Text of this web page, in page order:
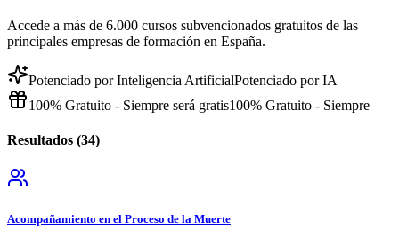
Accede a más de 6.000 cursos subvencionados gratuitos de las
principales empresas de formación en España.
Potenciado por Inteligencia ArtificialPotenciado por IA
100% Gratuito - Siempre será gratis100% Gratuito - Siempre
Resultados (34)
Acompañamiento en el Proceso de la Muerte